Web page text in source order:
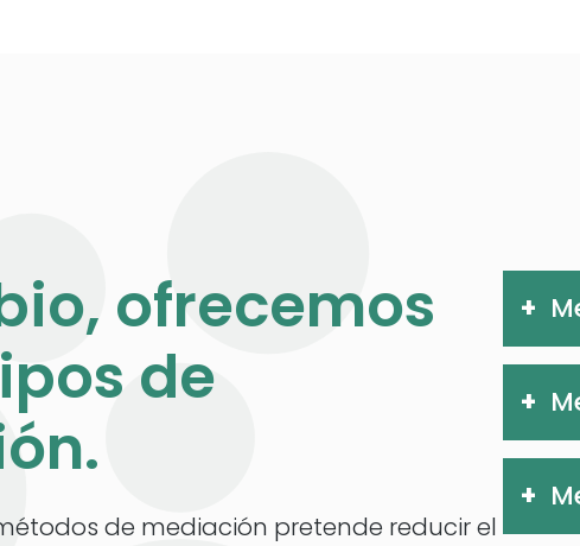
ofrecemos
de
de mediación pretende reducir el